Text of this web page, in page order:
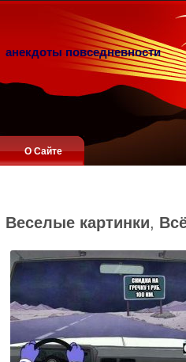
анекдоты повседневности
О Сайте
Веселые картинки,